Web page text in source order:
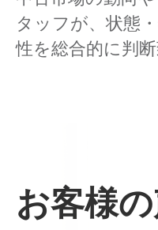
タッフが、状態
性を総合的に判断
お客様